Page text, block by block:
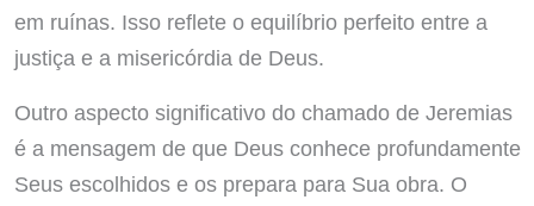
em ruínas. Isso reflete o equilíbrio perfeito entre a
justiça e a misericórdia de Deus.
Outro aspecto significativo do chamado de Jeremias
é a mensagem de que Deus conhece profundamente
Seus escolhidos e os prepara para Sua obra. O